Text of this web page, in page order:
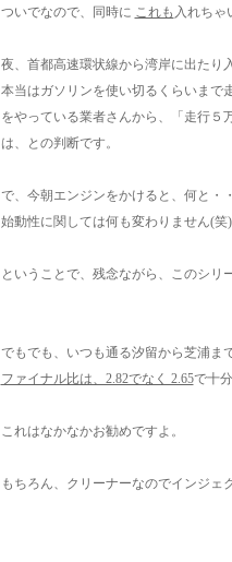
ついでなので、同時に これも 入れちゃ
夜、首都高速環状線から湾岸に出たり
本当はガソリンを使い切るくらいまで
をやっている業者さんから、「走行５
は、との判断です。
で、今朝エンジンをかけると、何と・
始動性に関しては何も変わりません(笑)
ということで、残念ながら、このシリ
でもでも、いつも通る汐留から芝浦ま
ファイナル比は、2.82でなく 2.65で十
これはなかなかお勧めですよ。
もちろん、クリーナーなのでインジェ